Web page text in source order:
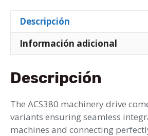
Descripción
Información adicional
Descripción
The ACS380 machinery drive
variants ensuring seamless
machines and connecting